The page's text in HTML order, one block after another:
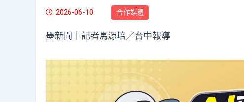
2026-06-10 合作媒體
墨新聞 ｜記者馬源培／台中報導